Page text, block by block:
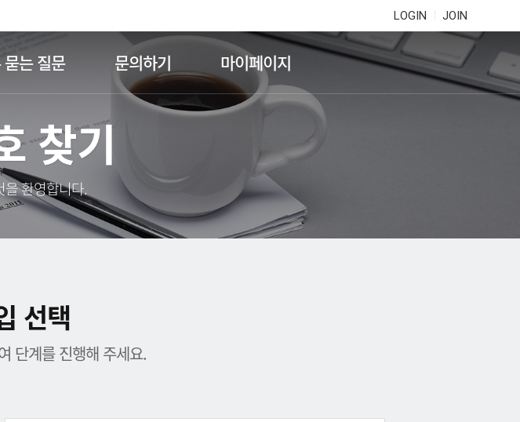
LOGIN JOIN
는 질문 문의하기 마이페이지
찾기
환영합니다.
선택
단계를 진행해 주세요.